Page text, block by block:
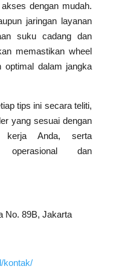
dengan mudah.
jaringan layanan
suku cadang dan
memastikan wheel
optimal dalam jangka
tips ini secara teliti,
yang sesuai dengan
kerja Anda, serta
operasional dan
No. 89B, Jakarta
kontak/